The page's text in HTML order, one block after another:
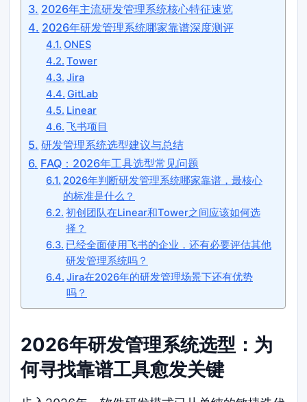
2026年主流研发管理系统核心特征速览
2026年研发管理系统哪家靠谱深度测评
ONES
Tower
Jira
GitLab
Linear
飞书项目
研发管理系统选型建议与总结
FAQ：2026年工具选型常见问题
2026年判断研发管理系统哪家靠谱，最核心
的标准是什么？
初创团队在Linear和Tower之间应该如何选
择？
已经全面使用飞书的企业，还有必要评估其他
研发管理系统吗？
Jira在2026年的研发管理场景下还有优势
吗？
2026年研发管理系统选型：为
何寻找靠谱工具愈发关键